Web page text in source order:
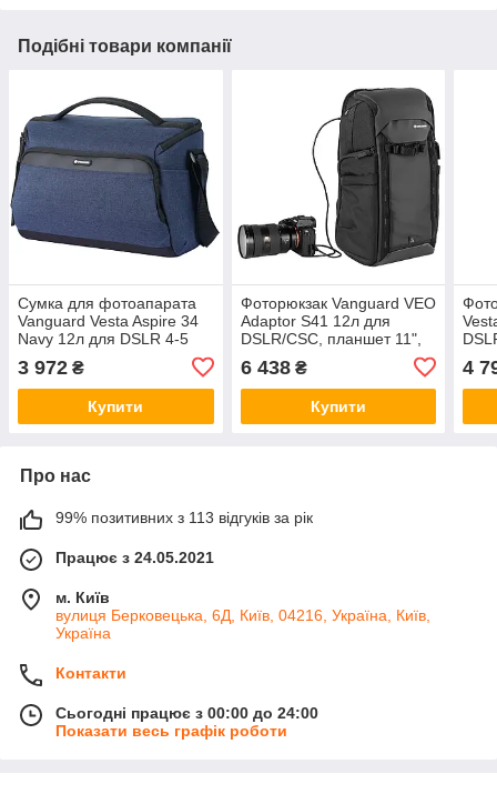
Подібні товари компанії
Сумка для фотоапарата
Vanguard Vesta Aspire 34
Navy 12л для DSLR 4-5
ноутбук 14" дрон Mavic
водостійка сумка
3 972 ₴
Купити
Фоторюкзак Vanguard VEO
Adaptor S41 12л для
DSLR/CSC, планшет 11",
перегородки, кріплення
штатива, Black
6 438₴
Купити
4
Про нас
99% позитивних з 113 відгуків за рік
Працює з 24.05.2021
м. Київ
вулиця Берковецька, 6Д, Київ, 04216, Україна, Київ,
Україна
Контакти
Сьогодні працює з 00:00 до 24:00
Показати весь графік роботи